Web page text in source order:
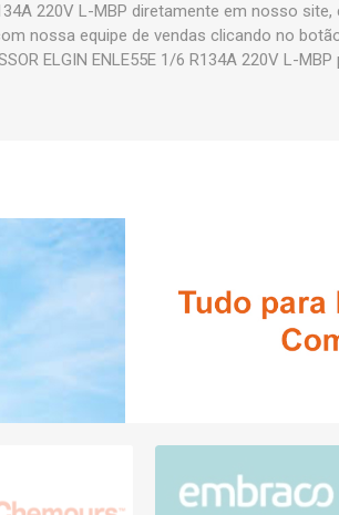
220V L-MBP diretamente em nosso site,
nossa equipe de vendas clicando no
ELGIN ENLE55E 1/6 R134A 220V L-MBP